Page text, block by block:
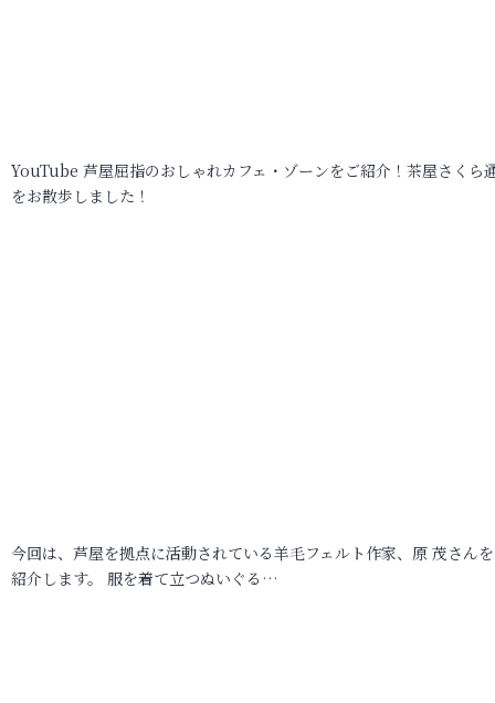
YouTube 芦屋屈指のおしゃれカフェ・ゾーンをご紹介！茶屋さくら
をお散歩しました！
今回は、芦屋を拠点に活動されている羊毛フェルト作家、原 茂さん
紹介します。 服を着て立つぬいぐる…